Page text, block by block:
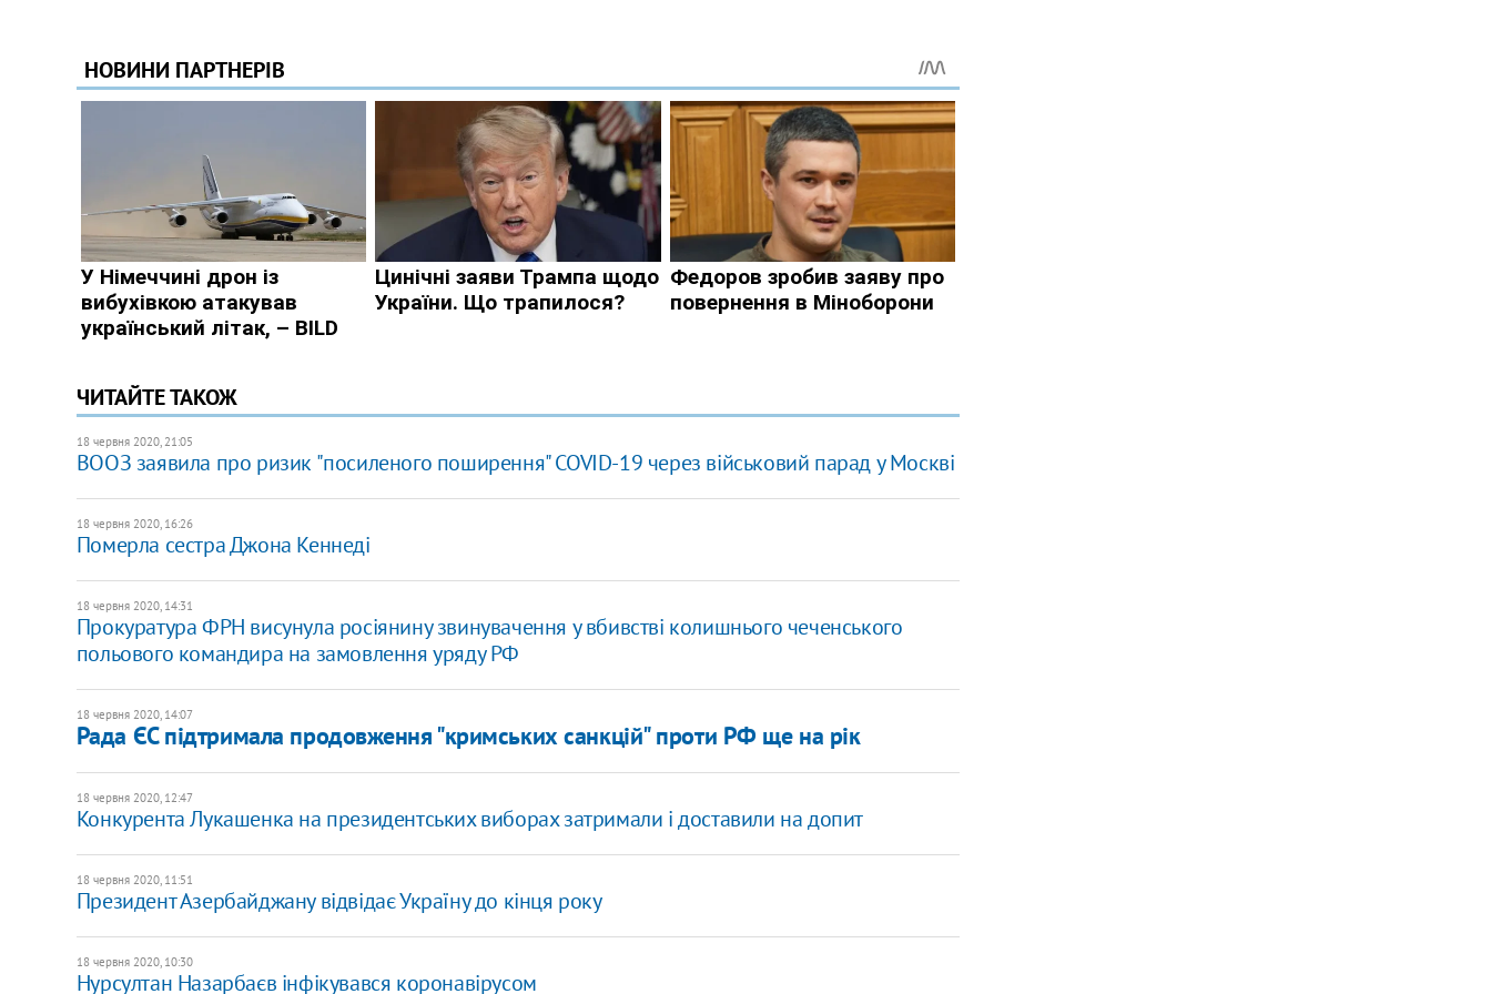
ЧИТАЙТЕ ТАКОЖ
18 червня 2020, 21:05
ВООЗ заявила про ризик "посиленого поширення" COVID-19 через військовий парад у Москві
18 червня 2020, 16:26
Померла сестра Джона Кеннеді
18 червня 2020, 14:31
Прокуратура ФРН висунула росіянину звинувачення у вбивстві колишнього чеченського
польового командира на замовлення уряду РФ
18 червня 2020, 14:07
Рада ЄС підтримала продовження "кримських санкцій" проти РФ ще на рік
18 червня 2020, 12:47
Конкурента Лукашенка на президентських виборах затримали і доставили на допит
18 червня 2020, 11:51
Президент Азербайджану відвідає Україну до кінця року
18 червня 2020, 10:30
Нурсултан Назарбаєв інфікувався коронавірусом